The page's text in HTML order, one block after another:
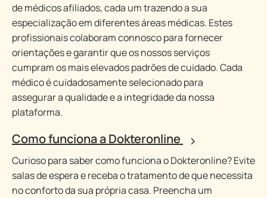
de médicos afiliados, cada um trazendo a sua
especialização em diferentes áreas médicas. Estes
profissionais colaboram connosco para fornecer
orientações e garantir que os nossos serviços
cumpram os mais elevados padrões de cuidado. Cada
médico é cuidadosamente selecionado para
assegurar a qualidade e a integridade da nossa
plataforma.
Como funciona a Dokteronline
Curioso para saber como funciona o Dokteronline? Evite
salas de espera e receba o tratamento de que necessita
no conforto da sua própria casa. Preencha um